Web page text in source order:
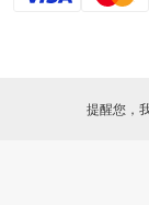
提醒您，